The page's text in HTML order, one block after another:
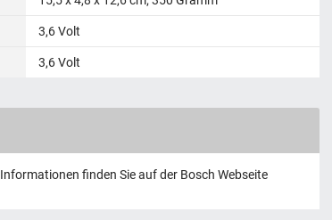
3,6 Volt
‎3,6 Volt
finden Sie auf der Bosch Webseite